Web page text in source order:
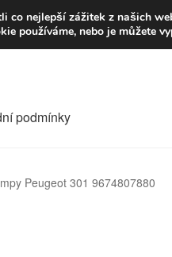
podmínky
Peugeot 301 9674807880
co nejlepší zážitek z našich
používáme, nebo je můžete